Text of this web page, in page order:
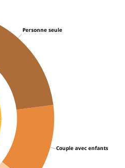
Personne seule
Couple avec enfants